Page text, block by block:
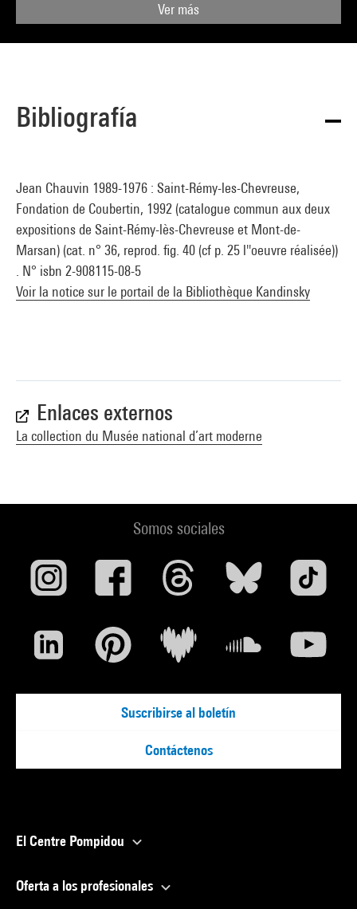
Ver más
Bibliografía
Jean Chauvin 1989-1976 : Saint-Rémy-les-Chevreuse,
Fondation de Coubertin, 1992 (catalogue commun aux deux
expositions de Saint-Rémy-lès-Chevreuse et Mont-de-
Marsan) (cat. n° 36, reprod. fig. 40 (cf p. 25 l''oeuvre réalisée))
. N° isbn 2-908115-08-5
Voir la notice sur le portail de la Bibliothèque Kandinsky
Enlaces externos
La collection du Musée national d’art moderne
Somos sociales
Suscribirse al boletín
Contáctenos
El Centre Pompidou
Oferta a los profesionales